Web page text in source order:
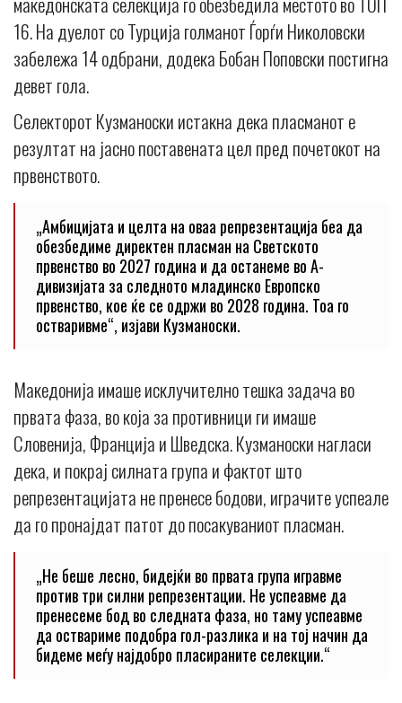
16. На дуелот со Турција голманот Ѓорѓи Николовски
забележа 14 одбрани, додека Бобан Поповски постигна
девет гола.
Селекторот Кузманоски истакна дека пласманот е
резултат на јасно поставената цел пред почетокот на
првенството.
„Амбицијата и целта на оваа репрезентација беа да
обезбедиме директен пласман на Светското
првенство во 2027 година и да останеме во А-
дивизијата за следното младинско Европско
првенство, кое ќе се одржи во 2028 година. Тоа го
остваривме“, изјави Кузманоски.
Македонија имаше исклучително тешка задача во
првата фаза, во која за противници ги имаше
Словенија, Франција и Шведска. Кузманоски нагласи
дека, и покрај силната група и фактот што
репрезентацијата не пренесе бодови, играчите успеале
да го пронајдат патот до посакуваниот пласман.
„Не беше лесно, бидејќи во првата група игравме
против три силни репрезентации. Не успеавме да
пренесеме бод во следната фаза, но таму успеавме
да оствариме подобра гол-разлика и на тој начин да
бидеме меѓу најдобро пласираните селекции.“